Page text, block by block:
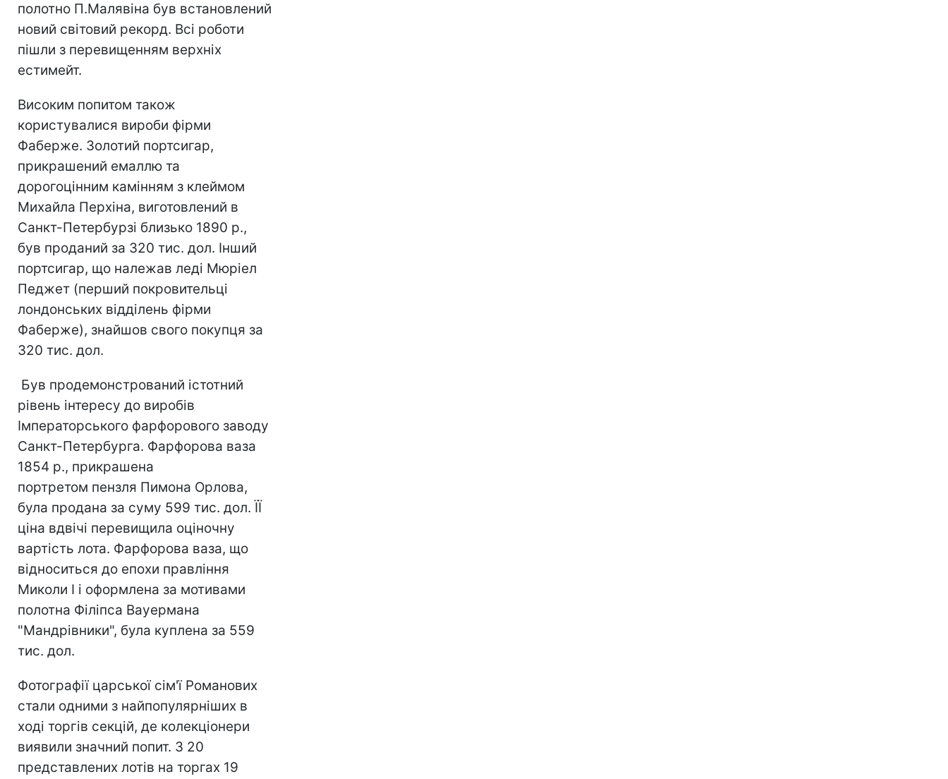
полотно П.Малявіна був встановлений
новий світовий рекорд. Всі роботи
пішли з перевищенням верхніх
естимейт.
Високим попитом також
користувалися вироби фірми
Фаберже. Золотий портсигар,
прикрашений емаллю та
дорогоцінним камінням з клеймом
Михайла Перхіна, виготовлений в
Санкт-Петербурзі близько 1890 р.,
був проданий за 320 тис. дол. Інший
портсигар, що належав леді Мюріел
Педжет (перший покровительці
лондонських відділень фірми
Фаберже), знайшов свого покупця за
320 тис. дол.
Був продемонстрований істотний
рівень інтересу до виробів
Імператорського фарфорового заводу
Санкт-Петербурга. Фарфорова ваза
1854 р., прикрашена
портретом пензля Пимона Орлова,
була продана за суму 599 тис. дол. ЇЇ
ціна вдвічі перевищила оціночну
вартість лота. Фарфорова ваза, що
відноситься до епохи правління
Миколи I і оформлена за мотивами
полотна Філіпса Вауермана
"Мандрівники", була куплена за 559
тис. дол.
Фотографії царської сім'ї Романових
стали одними з найпопулярніших в
ході торгів секцій, де колекціонери
виявили значний попит. З 20
представлених лотів на торгах 19